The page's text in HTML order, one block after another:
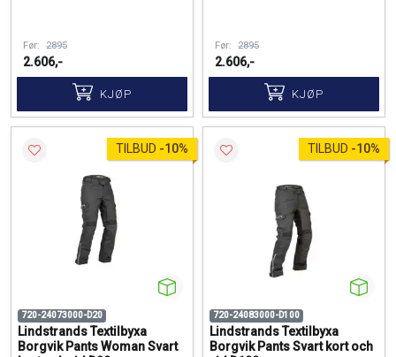
Før: 2895
2.606,-
KJØP
Før: 2895
2.606,-
KJØP
TILBUD -10%
720-24073000-D20
Lindstrands Textilbyxa
Borgvik Pants Woman Svart
TILBUD -10%
720-24083000-D100
Lindstrands Textilbyxa
Borgvik Pants Svart kort och